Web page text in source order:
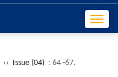
›› Issue (04) : 64 -67.